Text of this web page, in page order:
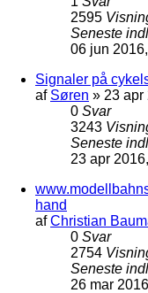
2595
Seneste
06 jun
Signaler på
af Søren » 23 apr
0 Svar
3243
Seneste
23 apr
hand
afChristian
0 Svar
2754
Seneste
26 mar